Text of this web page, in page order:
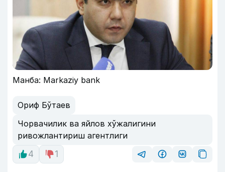
Манба: Markaziy bank
Ориф Бўтаев
Чорвачилик ва яйлов хўжалигини
ривожлантириш агентлиги
4
1